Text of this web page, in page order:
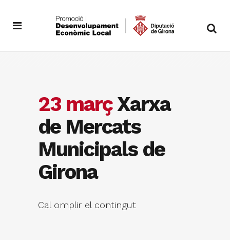
23 marçXarxa
de Mercats
Municipals de
Girona
Cal omplir el contingut